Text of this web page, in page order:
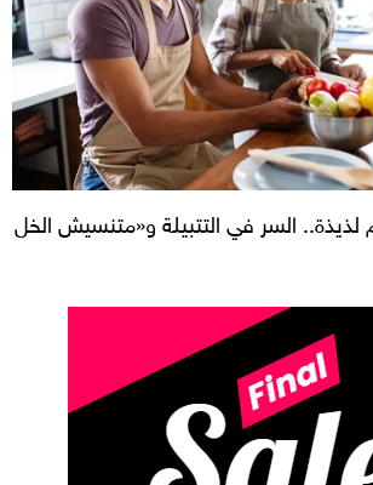
السر في التتبيلة و«متنسيش الخل